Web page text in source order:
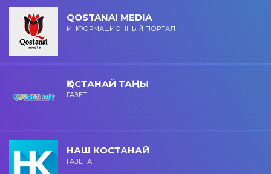
QOSTANAI MEDIA
ИНФОРМАЦИОННЫЙ ПОРТАЛ
ҚОСТАНАЙ ТАҢЫ
ГАЗЕТІ
НАШ КОСТАНАЙ
ГАЗЕТА